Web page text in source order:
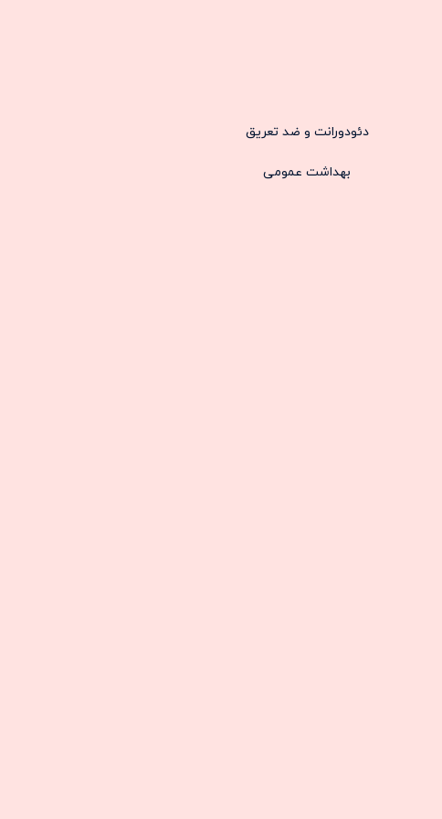
دئودورانت و ضد تعریق
بهداشت عمومی